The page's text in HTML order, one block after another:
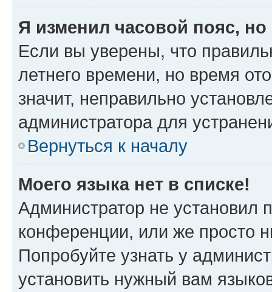
Я изменил часовой пояс,
Если вы уверены, что
летнего времени, но время
значит, неправильно
администратора для
Вернуться к началу
Моего языка нет в списке!
Администратор не установил
конференции, или же просто
Попробуйте узнать у
установить нужный вам